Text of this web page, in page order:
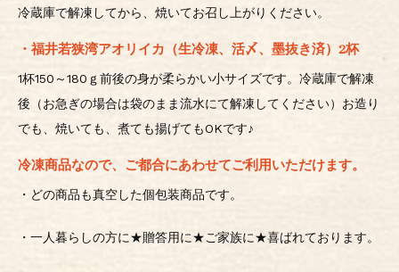
冷蔵庫で解凍してから、焼いてお召し上がりください。
・福井若狭湾アオリイカ（生冷凍、活〆、墨抜き済）2杯
1杯150～180ｇ前後の身が柔らかい小サイズです。冷蔵庫で解凍
後（お急ぎの場合は袋のまま流水にて解凍してください）お造り
でも、焼いても、煮ても揚げてもOKです♪
冷凍商品なので、ご都合にあわせてご利用いただけます。
・どの商品も真空した個包装商品です。
・一人暮らしの方に★贈答用に★ご家族に★喜ばれております。